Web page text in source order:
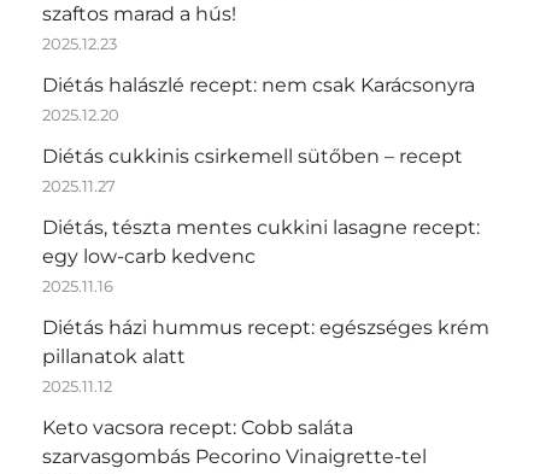
szaftos marad a hús!
2025.12.23
Diétás halászlé recept: nem csak Karácsonyra
2025.12.20
Diétás cukkinis csirkemell sütőben – recept
2025.11.27
Diétás, tészta mentes cukkini lasagne recept:
egy low-carb kedvenc
2025.11.16
Diétás házi hummus recept: egészséges krém
pillanatok alatt
2025.11.12
Keto vacsora recept: Cobb saláta
szarvasgombás Pecorino Vinaigrette-tel